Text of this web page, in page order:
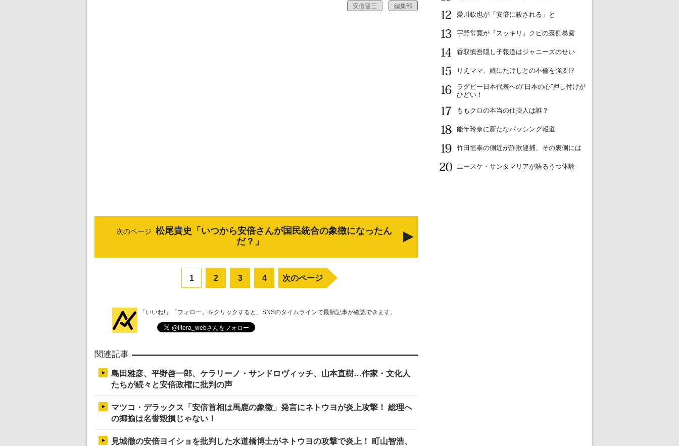
安倍晋三 編集部
次のページ 松尾貴史「いつから安倍さんが国民統合の象徴になったん
だ？」
1 2 3 4 次のページ
「いいね!」「フォロー」をクリックすると、SNSのタイムラインで最新記事が確認できます。
関連記事
島田雅彦、平野啓一郎、ケラリーノ・サンドロヴィッチ、山本直樹…作家・文化人
たちが続々と安倍政権に批判の声
マツコ・デラックス「安倍首相は馬鹿の象徴」発言にネトウヨが炎上攻撃！ 総理へ
の揶揄は名誉毀損じゃない！
見城徹の安倍ヨイショを批判した水道橋博士がネトウヨの攻撃で炎上！ 町山智浩、
12
愛川欽也が「安倍に殺される」と
13
宇野常寛が『スッキリ』クビの裏側暴露
14
香取慎吾隠し子報道はジャニーズのせい
15
りえママ、娘にたけしとの不倫を強要!?
16
ラグビー日本代表への“日本の心”押し付けが
ひどい！
17
ももクロの本当の仕掛人は誰？
18
能年玲奈に新たなバッシング報道
19
竹田恒泰の側近が詐欺逮捕、その裏側には
20
ユースケ・サンタマリアが語るうつ体験